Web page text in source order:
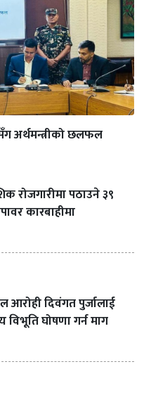
अर्थमन्त्रीको छलफल
रोजगारीमा पठाउने ३९
कारबाहीमा
आरोही दिवंगत पुर्जालाई
विभूति घोषणा गर्न माग